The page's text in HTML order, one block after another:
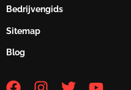
Bedrijvengids
Sitemap
Blog